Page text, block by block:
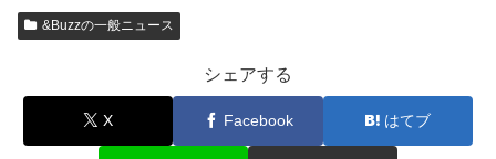
&Buzzの一般ニュース
シェアする
X Facebook はてブ